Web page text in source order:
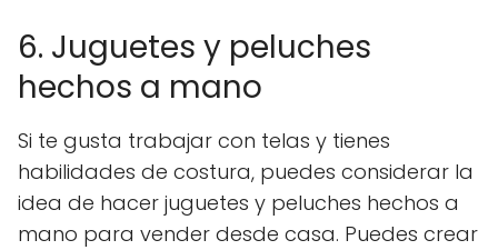
6. Juguetes y peluches
hechos a mano
Si te gusta trabajar con telas y tienes
habilidades de costura, puedes considerar la
idea de hacer juguetes y peluches hechos a
mano para vender desde casa. Puedes crear